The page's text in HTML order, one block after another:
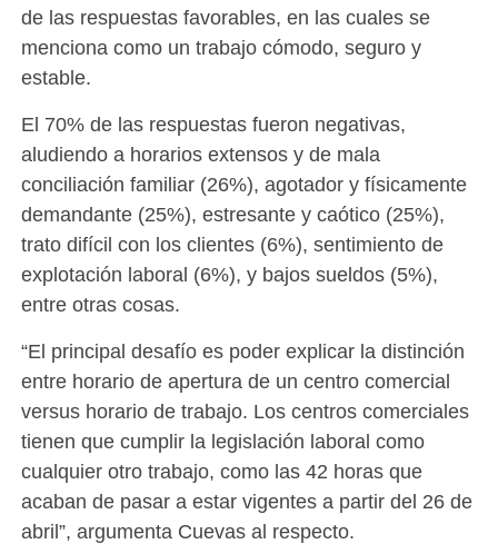
de las respuestas favorables, en las cuales se
menciona como un trabajo cómodo, seguro y
estable.
El 70% de las respuestas fueron negativas,
aludiendo a horarios extensos y de mala
conciliación familiar (26%), agotador y físicamente
demandante (25%), estresante y caótico (25%),
trato difícil con los clientes (6%), sentimiento de
explotación laboral (6%), y bajos sueldos (5%),
entre otras cosas.
“El principal desafío es poder explicar la distinción
entre horario de apertura de un centro comercial
versus horario de trabajo. Los centros comerciales
tienen que cumplir la legislación laboral como
cualquier otro trabajo, como las 42 horas que
acaban de pasar a estar vigentes a partir del 26 de
abril”, argumenta Cuevas al respecto.